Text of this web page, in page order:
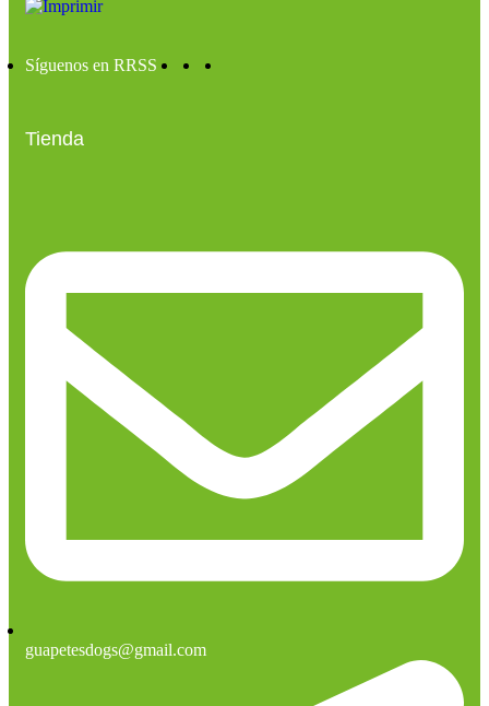
Síguenos en RRSS
Tienda
guapetesdogs@gmail.com